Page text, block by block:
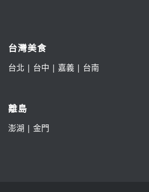
台灣美食
台北 | 台中 | 嘉義| 台南
離島
澎湖 | 金門